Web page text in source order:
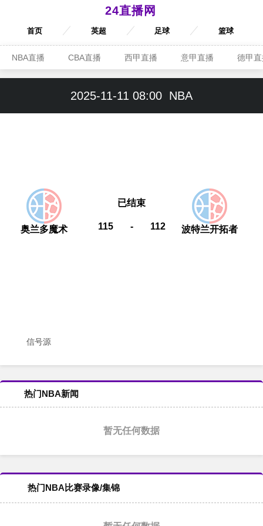
24直播网
首页 英超 足球 篮球
NBA直播 CBA直播 西甲直播 意甲直播 德甲
2025-11-11 08:00 NBA
奥兰多魔术 115 - 112
已结束
波特兰开拓者
信号源
热门NBA新闻
暂无任何数据
热门NBA比赛录像/集锦